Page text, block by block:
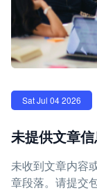
Sat Jul 04 2026
未提供文章
未收到文章内容
章段落。请提交